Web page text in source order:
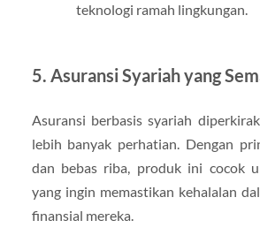
teknologi ramah lingkungan.
5. Asuransi Syariah yang
Asuransi berbasis syariah
lebih banyak perhatian. Dengan
dan bebas riba, produk ini cocok
yang ingin memastikan kehalalan
finansial mereka.